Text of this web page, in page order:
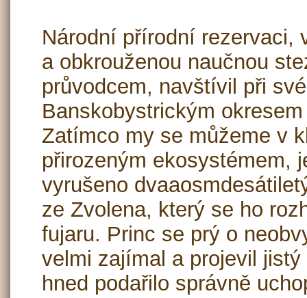
Národní přírodní rezervaci,
a obkrouženou naučnou
průvodcem, navštívil při
Banskobystrickým
Zatímco my se můžeme v
přirozeným ekosystémem,
vyrušeno
ze Zvolena, který se ho
fujaru. Princ se prý o
velmi zajímal a projevil
hned podařilo správně